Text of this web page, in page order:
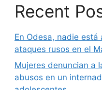
Recent
En Odesa, nadie está
ataques rusos en el
Mujeres denuncian a
abusos en un